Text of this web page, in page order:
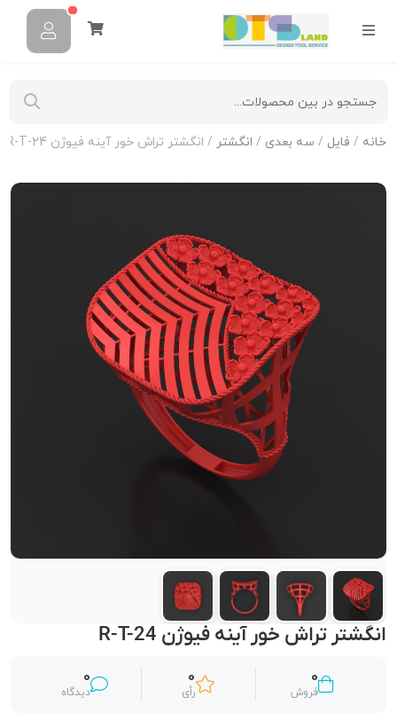
خانه / فایل / سه بعدی / انگشتر / انگشتر تراش خور آینه فیوژن R-T-24
انگشتر تراش خور آینه فیوژن R-T-24
0
فروش
0
رأی
0
دیدگاه